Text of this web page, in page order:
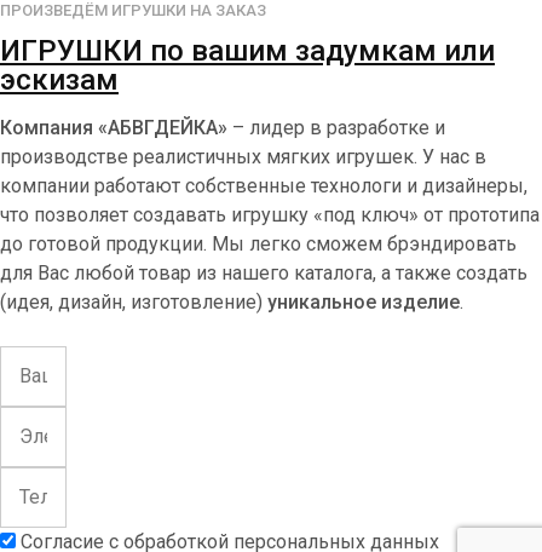
ПРОИЗВЕДЁМ ИГРУШКИ НА ЗАКАЗ
ИГРУШКИ по вашим задумкам или
эскизам
Компания «АБВГДЕЙКА» – лидер в разработке и
производстве реалистичных мягких игрушек. У нас в
компании работают собственные технологи и дизайнеры,
что позволяет создавать игрушку «под ключ» от прототипа
до готовой продукции. Мы легко сможем брэндировать
для Вас любой товар из нашего каталога, а также создать
(идея, дизайн, изготовление) уникальное изделие.
Согласие с обработкой персональных данных